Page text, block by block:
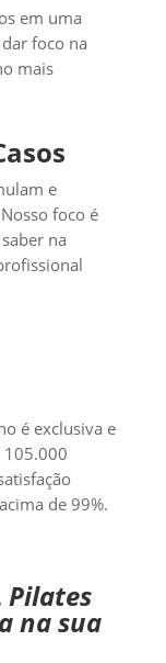
em uma
foco na
mais
e
foco é
na
é exclusiva e
105.000
de 99%.
Pilates
na sua